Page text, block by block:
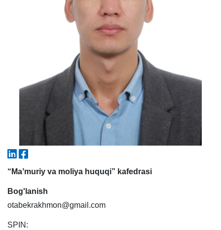
“Maʼmuriy va moliya huquqi” kafedrasi
Bog'lanish
otabekrakhmon@gmail.com
SPIN:
7. Call-center (4)
✉️ Adminga yozish